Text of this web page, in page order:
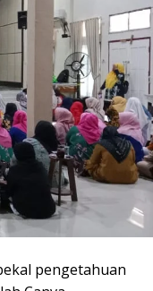
pengetahuan